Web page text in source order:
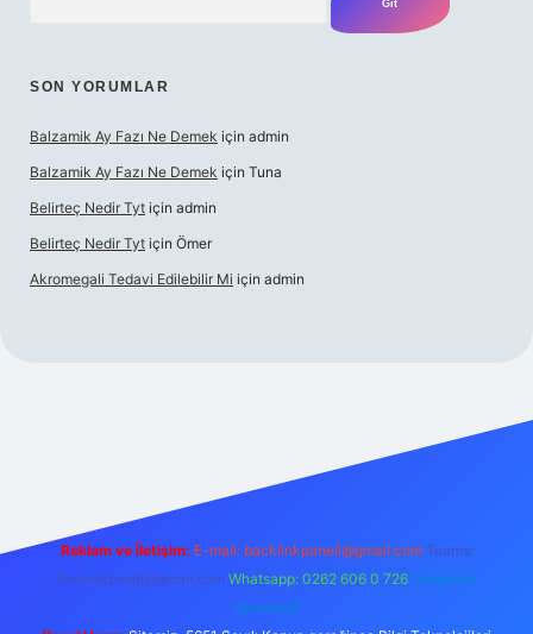
SON YORUMLAR
Balzamik Ay Fazı Ne Demek için admin
Balzamik Ay Fazı Ne Demek için Tuna
Belirteç Nedir Tyt için admin
Belirteç Nedir Tyt için Ömer
Akromegali Tedavi Edilebilir Mi için admin
Reklam ve İletişim: E-mail: backlinkpaneli@gmail.com Teams:
forumhizmeti@gmail.com Whatsapp: 0262 606 0 726 Telegram:
@karabul